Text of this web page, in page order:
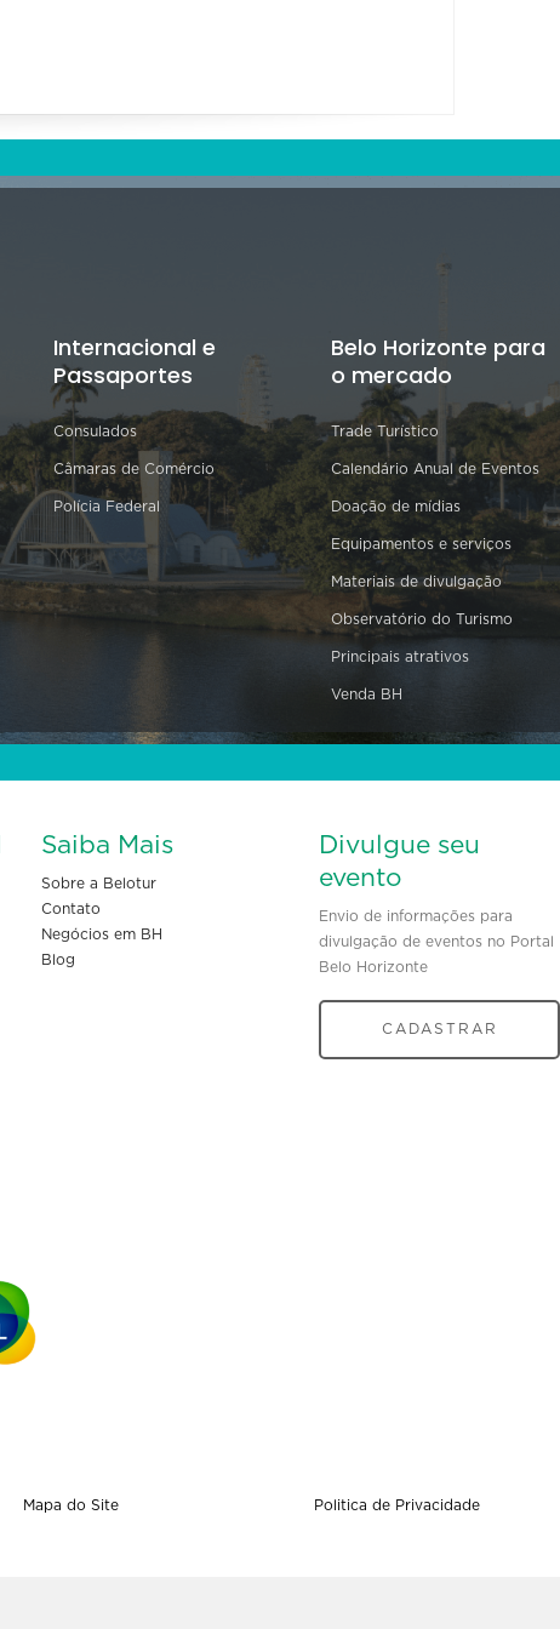
Internacional e
Passaportes
Consulados
Câmaras de Comércio
Polícia Federal
Belo Horizonte para
o mercado
Trade Turístico
Calendário Anual de Eventos
Doação de mídias
Equipamentos e serviços
Materiais de divulgação
Observatório do Turismo
Principais atrativos
Venda BH
Saiba Mais
Sobre a Belotur
Contato
Negócios em BH
Blog
Divulgue seu
evento
Envio de informações para
divulgação de eventos no Portal
Belo Horizonte
CADASTRAR
Mapa do Site Politica de Privacidade